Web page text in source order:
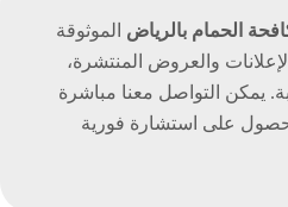
الحمام بالرياض الموثوقة
والعروض المنتشرة،
يمكن التواصل معنا مباشرة
على استشارة فورية